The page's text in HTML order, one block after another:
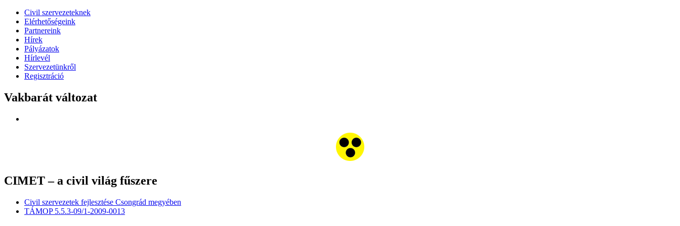
Civil szervezeteknek
Elérhetőségeink
Partnereink
Hírek
Pályázatok
Hírlevél
Szervezetünkről
Regisztráció
Vakbarát változat
CIMET – a civil világ fűszere
Civil szervezetek fejlesztése Csongrád megyében
TÁMOP 5.5.3-09/1-2009-0013